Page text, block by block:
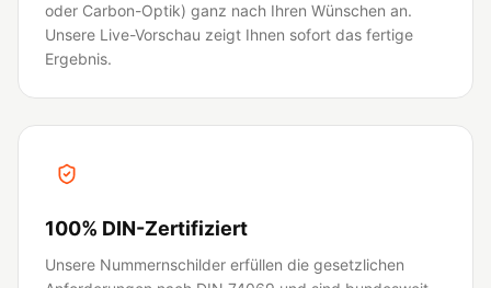
oder Carbon-Optik) ganz nach Ihren Wünschen an.
Unsere Live-Vorschau zeigt Ihnen sofort das fertige
Ergebnis.
100% DIN-Zertifiziert
Unsere Nummernschilder erfüllen die gesetzlichen